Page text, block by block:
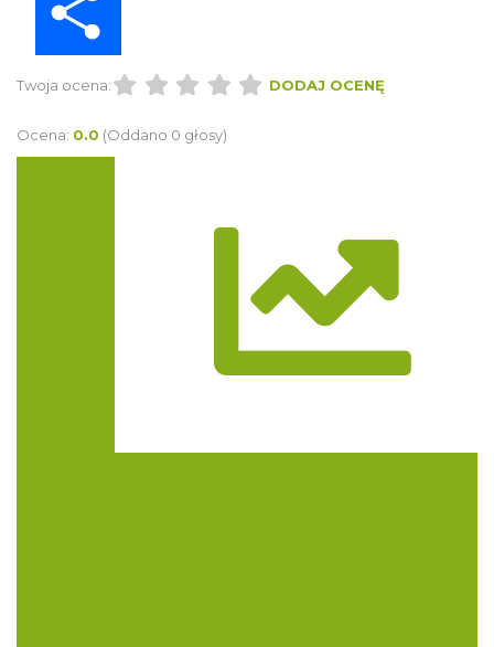
Twoja ocena: DODAJ OCENĘ
Ocena: 0.0 (Oddano 0 głosy)
Trasa